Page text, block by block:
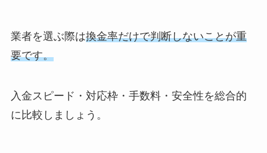
業者を選ぶ際は換金率だけで判断しないことが重
要です。
入金スピード・対応枠・手数料・安全性を総合的
に比較しましょう。